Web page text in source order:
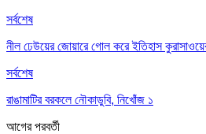
সর্বশেষ
নীল ঢেউয়ের জোয়ারে গোল করে ইতিহাস
সর্বশেষ
রাঙামাটির বরকলে নৌকাডুবি, নিখোঁজ ১
আগেরপরবর্তী